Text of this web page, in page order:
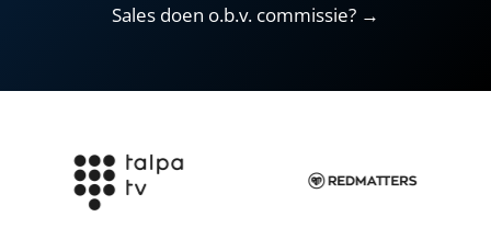
Sales doen o.b.v. commissie? →